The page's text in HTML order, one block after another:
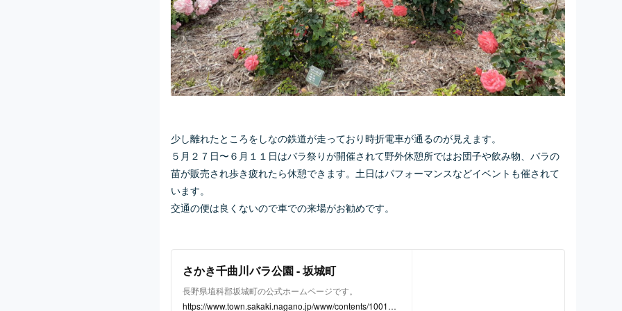
少し離れたところをしなの鉄道が走っており時折電車が通るのが見えます。
５月２７日〜６月１１日はバラ祭りが開催されて野外休憩所ではお団子や飲み物、バラの
苗が販売され歩き疲れたら休憩できます。土日はパフォーマンスなどイベントも催されて
います。
交通の便は良くないので車での来場がお勧めです。
さかき千曲川バラ公園 - 坂城町
長野県埴科郡坂城町の公式ホームページです。
https://www.town.sakaki.nagano.jp/www/contents/100100